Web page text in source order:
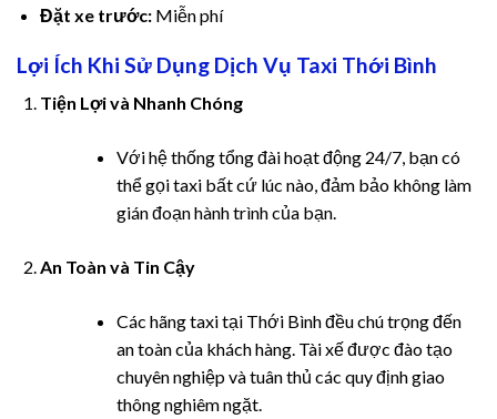
panel
panel
panel
panel
Đặt xe trước:Miễn phí
Lợi Ích Khi Sử Dụng Dịch Vụ Taxi Thới Bình
Tiện Lợi và Nhanh Chóng
Với hệ thống tổng đài hoạt động 24/7, bạn có
thể gọi taxi bất cứ lúc nào, đảm bảo không làm
gián đoạn hành trình của bạn.
An Toàn và Tin Cậy
Các hãng taxi tại Thới Bình đều chú trọng đến
an toàn của khách hàng. Tài xế được đào tạo
chuyên nghiệp và tuân thủ các quy định giao
thông nghiêm ngặt.